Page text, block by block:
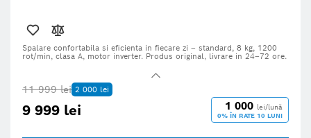
Spalare confortabila si eficienta in fiecare zi – standard, 8 kg, 1200
rot/min, clasa A, motor inverter. Produs original, livrare in 24–72 ore.
11 999 lei 2 000 lei
9 999 lei 1 000 lei/lună
0% ÎN RATE 10 LUNI